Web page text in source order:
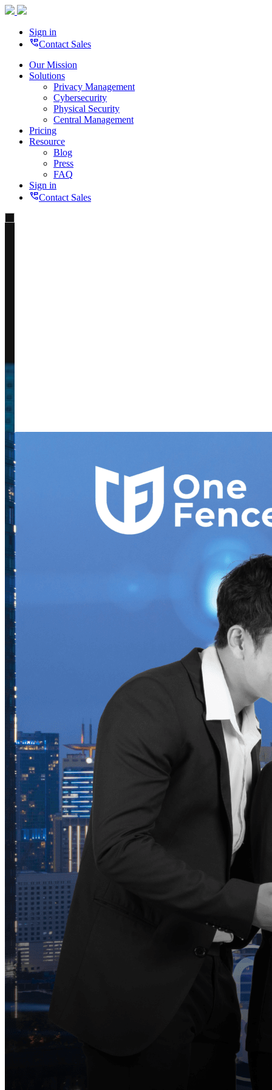
Sign in
perm_phone_msgContact Sales
Our Mission
Solutions
Privacy Management
Cybersecurity
Physical Security
Central Management
Pricing
Resource
Blog
Press
FAQ
Sign in
perm_phone_msgContact Sales